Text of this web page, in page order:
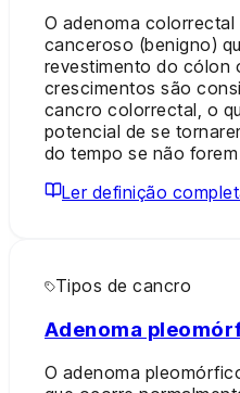
O adenoma
canceroso (benigno)
revestimento do cólon
crescimentos são
cancro colorrectal, o
potencial de se
do tempo se não
Ler definição
Tipos de cancro
Adenoma
O adenoma